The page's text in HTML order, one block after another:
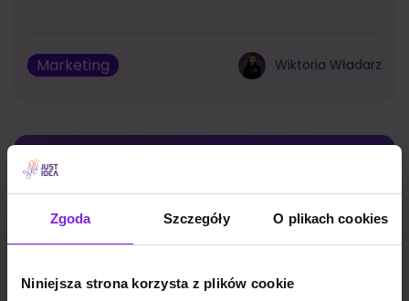
Zgoda Szczegóły O plikach cookies
Niniejsza strona korzysta z plików cookie
Marketing Wiktoria Władarz